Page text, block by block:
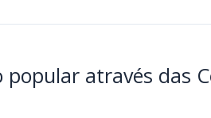
através das